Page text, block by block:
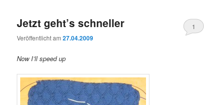
Jetzt geht’s schneller
Veröffentlicht am27.04.2009
1
Now I’ll speed up